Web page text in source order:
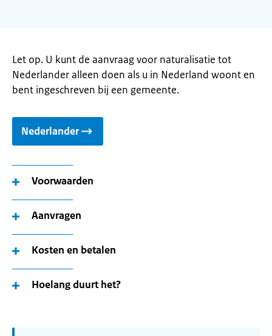
Let op. U kunt de aanvraag voor naturalisatie tot
Nederlander alleen doen als u in Nederland woont en
bent ingeschreven bij een gemeente.
Nederlander
Voorwaarden
Aanvragen
Kosten en betalen
Hoelang duurt het?